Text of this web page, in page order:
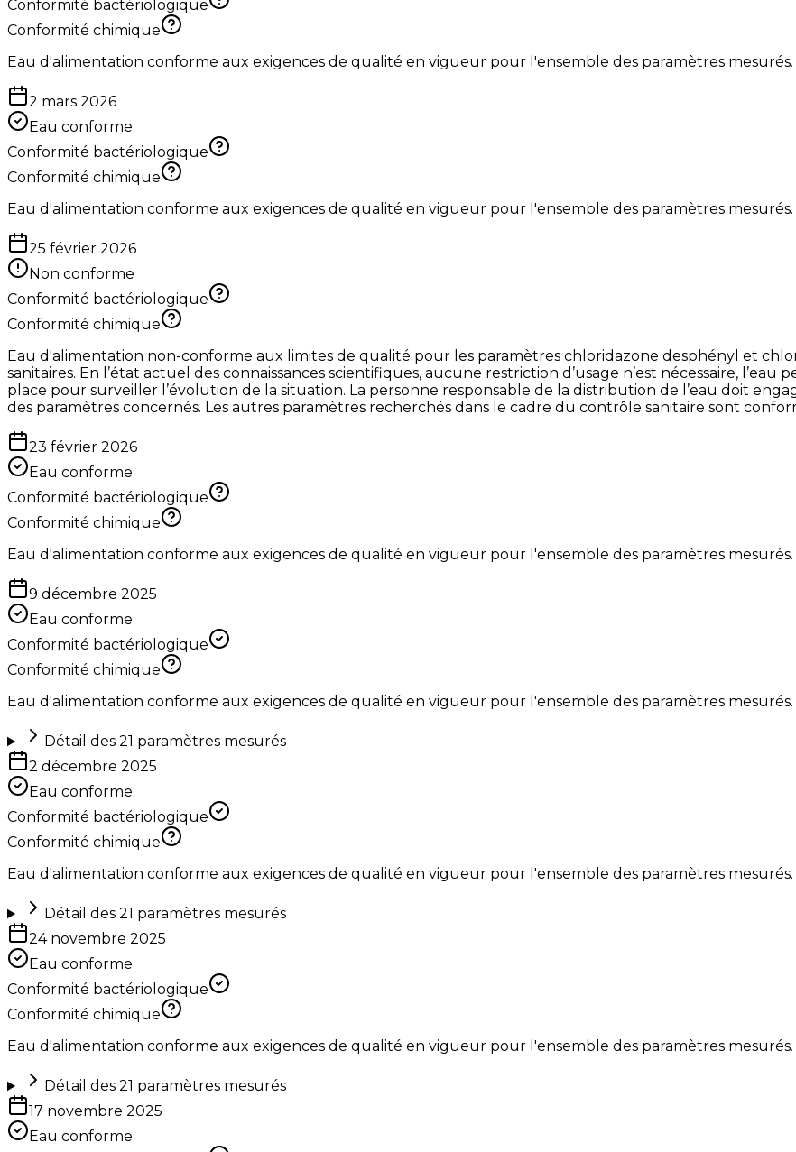
Conformité bactériologique
Conformité chimique
Eau d'alimentation conforme aux exigences de qualité en vigueur pour l'ensemble des paramètres mesurés.
2 mars 2026
Eau conforme
Conformité bactériologique
Conformité chimique
Eau d'alimentation conforme aux exigences de qualité en vigueur pour l'ensemble des paramètres mesurés.
25 février 2026
Non conforme
Conformité bactériologique
Conformité chimique
Eau d'alimentation non-conforme aux limites de qualité pour les paramètres chloridazone desphényl et
sanitaires. En l’état actuel des connaissances scientifiques, aucune restriction d’usage n’est nécessaire,
place pour surveiller l’évolution de la situation. La personne responsable de la distribution de l’eau doit
des paramètres concernés. Les autres paramètres recherchés dans le cadre du contrôle sanitaire sont
23 février 2026
Eau conforme
Conformité bactériologique
Conformité chimique
Eau d'alimentation conforme aux exigences de qualité en vigueur pour l'ensemble des paramètres mesurés.
9 décembre 2025
Eau conforme
Conformité bactériologique
Conformité chimique
Eau d'alimentation conforme aux exigences de qualité en vigueur pour l'ensemble des paramètres mesurés.
Détail des 21 paramètres mesurés
2 décembre 2025
Eau conforme
Conformité bactériologique
Conformité chimique
Eau d'alimentation conforme aux exigences de qualité en vigueur pour l'ensemble des paramètres mesurés.
Détail des 21 paramètres mesurés
24 novembre 2025
Eau conforme
Conformité bactériologique
Conformité chimique
Eau d'alimentation conforme aux exigences de qualité en vigueur pour l'ensemble des paramètres mesurés.
Détail des 21 paramètres mesurés
17 novembre 2025
Eau conforme